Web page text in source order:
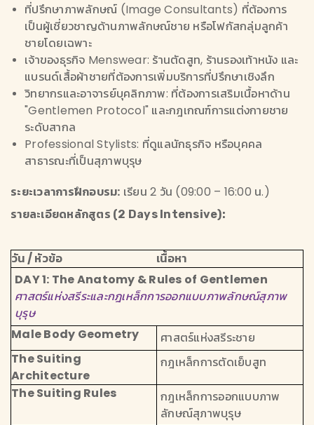
ที่ปรึกษาภาพลักษณ์ (Image Consultants) ที่ต้องการ
เป็นผู้เชี่ยวชาญด้านภาพลักษณ์ชาย หรือโฟกัสกลุ่มลูกค้า
ชายโดยเฉพาะ
เจ้าของธุรกิจ Menswear: ร้านตัดสูท, ร้านรองเท้าหนัง และ
แบรนด์เสื้อผ้าชายที่ต้องการเพิ่มบริการที่ปรึกษาเชิงลึก
วิทยากรและอาจารย์บุคลิกภาพ: ที่ต้องการเสริมเนื้อหาด้าน
"Gentlemen Protocol" และกฎเกณฑ์การแต่งกายชาย
ระดับสากล
Professional Stylists: ที่ดูแลนักธุรกิจ หรือบุคคล
สาธารณะที่เป็นสุภาพบุรุษ
ระยะเวลาการฝึกอบรม: เรียน 2 วัน (09:00 – 16:00 น.)
รายละเอียดหลักสูตร (2 Days Intensive):
วัน / หัวข้อ
เนื้อหา
DAY 1: The Anatomy & Rules of Gentlemen
ศาสตร์แห่งสรีระและกฎเหล็กการออกแบบภาพลักษณ์สุภาพ
บุรุษ
Male Body Geometry
ศาสตร์แห่งสรีระชาย
The Suiting
Architecture
กฎเหล็กการตัดเย็บสูท
The Suiting Rules
กฎเหล็กการออกแบบภาพ
ลักษณ์สุภาพบุรุษ